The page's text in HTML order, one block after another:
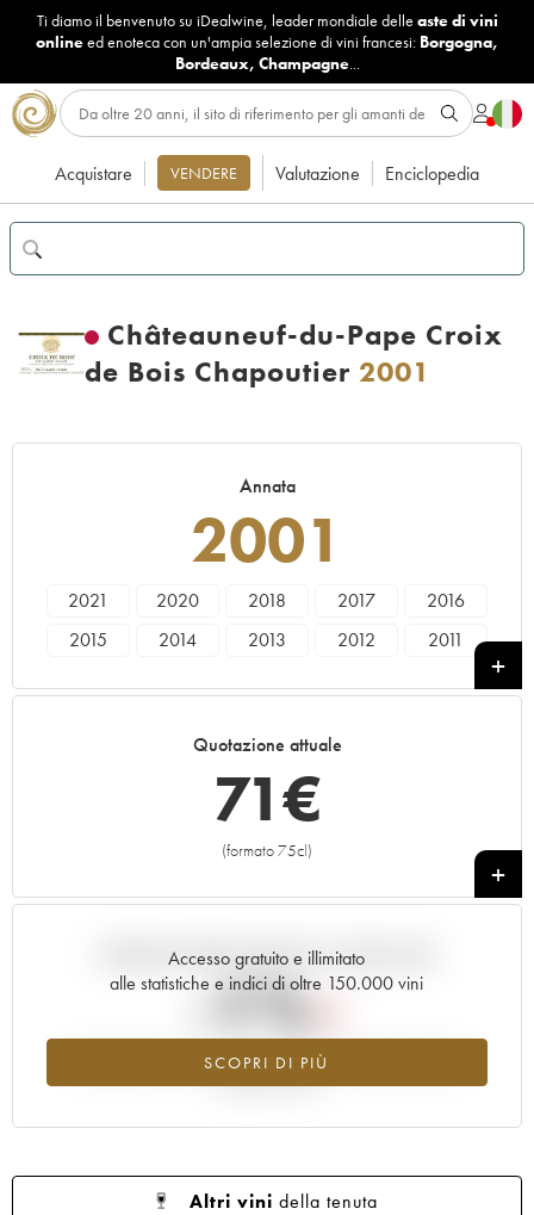
Ti diamo il benvenuto su iDealwine, leader mondiale delle aste di vini
onlineed enoteca con un'ampia selezione di vini francesi: Borgogna,
Bordeaux, Champagne...
Acquistare VENDERE Valutazione Enciclopedia
Châteauneuf-du-Pape Croix
de Bois Chapoutier 2001
Annata
2001
2021 2020 2018 2017
2016
2015
2014 2013 2012
2011
1999 1998
Quotazione attuale
71€
(formato 75cl)
+
Accesso gratuito e illimitato
alle statistiche e indici di oltre 150.000 vini
SCOPRI DI PIÙ
Andamento della quotazione in tempo reale
-1%
Tendenza al ribasso per il valore dell'annata 2001 nel 2026
Altri vini della tenuta